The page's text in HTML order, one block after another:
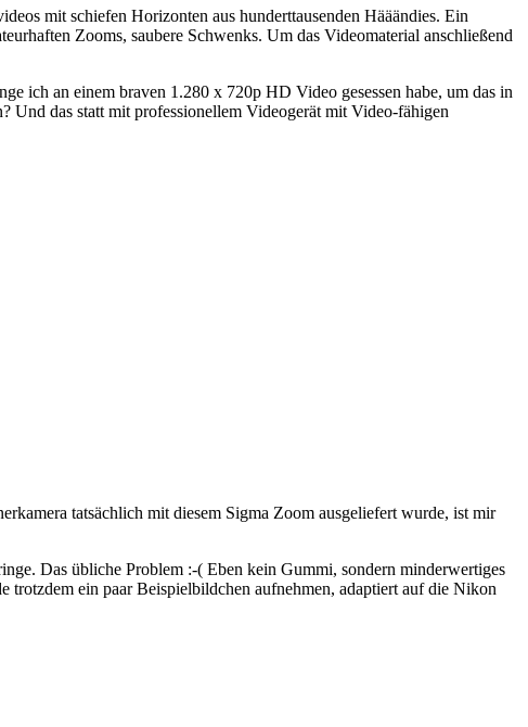
mit schiefen Horizonten aus hunderttausenden Hääändies. Ein
Zooms, saubere Schwenks. Um das Videomaterial anschließend
ich an einem braven 1.280 x 720p HD Video gesessen habe, um das in
Und das statt mit professionellem Videogerät mit Video-fähigen
tatsächlich mit diesem Sigma Zoom ausgeliefert wurde, ist mir
Das übliche Problem :-( Eben kein Gummi, sondern minderwertiges
ein paar Beispielbildchen aufnehmen, adaptiert auf die Nikon